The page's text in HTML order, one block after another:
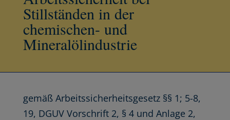
Stillständen in der
chemischen- und
Mineralölindustrie
gemäß Arbeitssicherheitsgesetz §§ 1; 5-8,
19, DGUV Vorschrift 2, § 4 und Anlage 2,